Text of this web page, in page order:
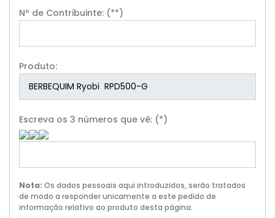
Nº de Contribuinte: (**)
Produto:
Escreva os 3 números que vê: (*)
Nota: Os dados pessoais aqui introduzidos, serão tratados
de modo a responder unicamente a este pedido de
informação relativo ao produto desta página.